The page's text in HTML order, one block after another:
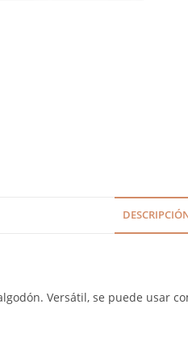
Versátil, se puede usar